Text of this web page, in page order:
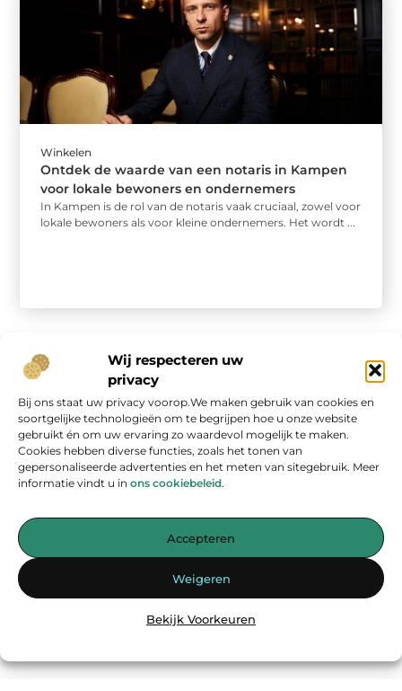
Wij respecteren uw
privacy
Bij ons staat uw privacy voorop.We maken gebruik van cookies en
soortgelijke technologieën om te begrijpen hoe u onze website
gebruikt én om uw ervaring zo waardevol mogelijk te maken.
Cookies hebben diverse functies, zoals het tonen van
gepersonaliseerde advertenties en het meten van sitegebruik. Meer
informatie vindt u in ons cookiebeleid.
Accepteren
Weigeren
Bekijk Voorkeuren
Winkelen
Ontdek de waarde van een notaris in Kampen
voor lokale bewoners en ondernemers
In Kampen is de rol van de notaris vaak cruciaal, zowel voor
lokale bewoners als voor kleine ondernemers. Het wordt ...
Jouw bron voor inspirerende blogs en waardevolle inzichten
— Laat je inspireren door verhelderende verhalen, praktische tips
Begin vandaag nog met ontdekken op
Onze informatie